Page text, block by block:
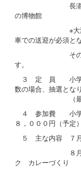
長瀞渓谷バ
の博物館
※大滝げんき
車での送迎が必須と
その他の施設
す。
３ 定 員 小学校
数の場合、抽選とな
（最低挙行
４ 参加費 小学
８，０００円（予定）
５ 主な内容 ７月
８月１６日
ク カレーづくり